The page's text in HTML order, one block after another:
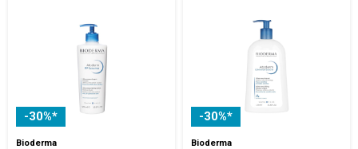
-30%*
Bioderma
-30%*
Bioderma